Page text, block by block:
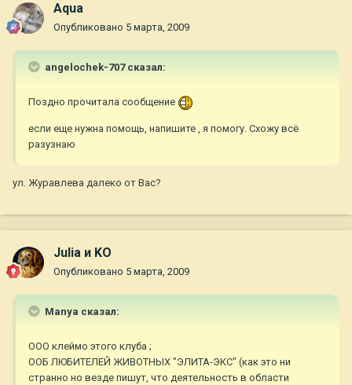
Aqua
Опубликовано 5 марта, 2009
angelochek-707 сказал:
Поздно прочитала сообщение
если еще нужна помощь, напишите , я помогу. Схожу всё
разузнаю
ул. Журавлева далеко от Вас?
Julia и KO
Опубликовано 5 марта, 2009
Manya сказал:
ООО клеймо этого клуба ;
ООБ ЛЮБИТЕЛЕЙ ЖИВОТНЫХ "ЭЛИТА-ЭКС" (как это ни
странно но везде пишут, что деятельность в области